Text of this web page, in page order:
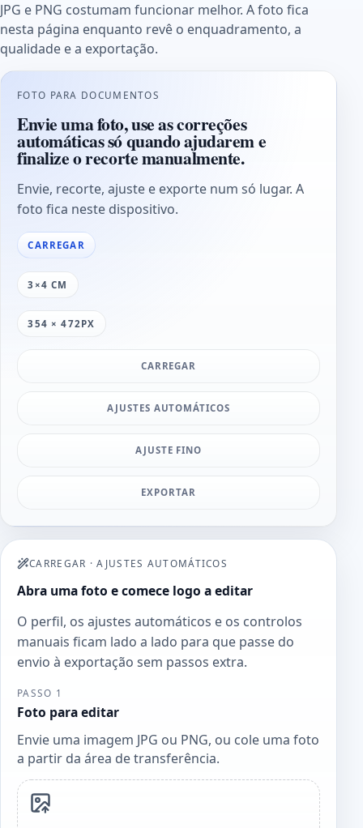
JPG e PNG costumam funcionar melhor. A foto fica
nesta página enquanto revê o enquadramento, a
qualidade e a exportação.
FOTO PARA DOCUMENTOS
Envie uma foto, use as correções
automáticas só quando ajudarem e
finalize o recorte manualmente.
Envie, recorte, ajuste e exporte num só lugar. A
foto fica neste dispositivo.
CARREGAR
3×4 CM
354 × 472PX
CARREGAR
AJUSTES AUTOMÁTICOS
AJUSTE FINO
EXPORTAR
CARREGAR ·AJUSTES AUTOMÁTICOS
Abra uma foto e comece logo a editar
O perfil, os ajustes automáticos e os controlos
manuais ficam lado a lado para que passe do
envio à exportação sem passos extra.
PASSO 1
Foto para editar
Envie uma imagem JPG ou PNG, ou cole uma foto
a partir da área de transferência.